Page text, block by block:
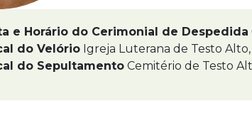
e Horário do Cerimonial de Despedida
do Velório Igreja Luterana de Testo
do Sepultamento Cemitério de Testo